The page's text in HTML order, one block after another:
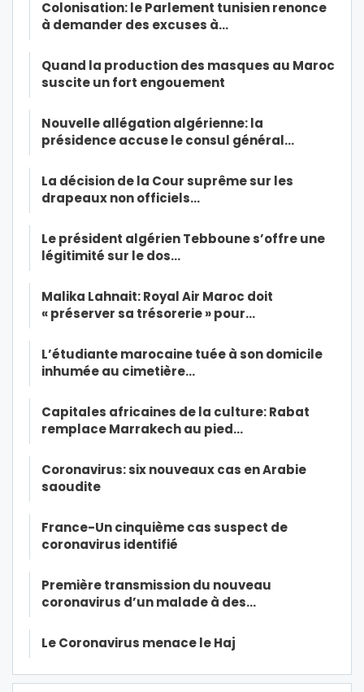
Colonisation: le Parlement tunisien renonce
à demander des excuses à…
Quand la production des masques au Maroc
suscite un fort engouement
Nouvelle allégation algérienne: la
présidence accuse le consul général…
La décision de la Cour suprême sur les
drapeaux non officiels…
Le président algérien Tebboune s’offre une
légitimité sur le dos…
Malika Lahnait: Royal Air Maroc doit
« préserver sa trésorerie » pour…
L’étudiante marocaine tuée à son domicile
inhumée au cimetière…
Capitales africaines de la culture: Rabat
remplace Marrakech au pied…
Coronavirus: six nouveaux cas en Arabie
saoudite
France-Un cinquième cas suspect de
coronavirus identifié
Première transmission du nouveau
coronavirus d’un malade à des…
Le Coronavirus menace le Haj